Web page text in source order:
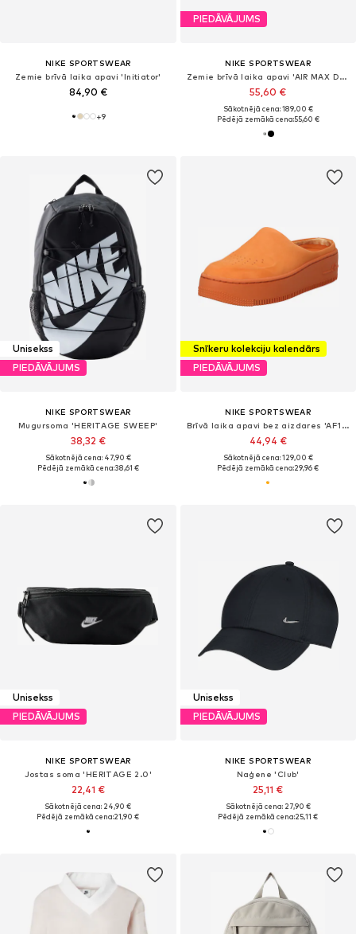
NIKE SPORTSWEAR
Zemie brīvā laika apavi 'Initiator'
84,90 €
+9
PIEDĀVĀJUMS
NIKE SPORTSWEAR
Zemie brīvā laika apavi 'AIR MAX DN8'
55,60 €
Sākotnējā cena: 189,00 €
Pēdējā zemākā cena:55,60 €
Unisekss
PIEDĀVĀJUMS
NIKE SPORTSWEAR
Mugursoma 'HERITAGE SWEEP'
38,32 €
Sākotnējā cena: 47,90 €
Pēdējā zemākā cena:38,61 €
Snīkeru kolekciju kalendārs
PIEDĀVĀJUMS
NIKE SPORTSWEAR
Brīvā laika apavi bez aizdares 'AF1 LOVER XX'
44,94 €
Sākotnējā cena: 129,00 €
Pēdējā zemākā cena:29,96 €
Unisekss
PIEDĀVĀJUMS
NIKE SPORTSWEAR
Jostas soma 'HERITAGE 2.0'
22,41 €
Sākotnējā cena: 24,90 €
Pēdējā zemākā cena:21,90 €
Unisekss
PIEDĀVĀJUMS
NIKE SPORTSWEAR
Naģene 'Club'
25,11 €
Sākotnējā cena: 27,90 €
Pēdējā zemākā cena:25,11 €